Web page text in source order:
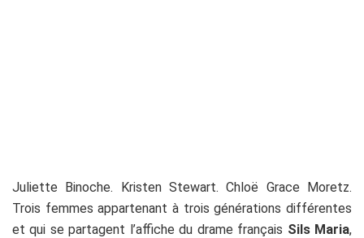
Juliette Binoche. Kristen Stewart. Chloë Grace Moretz.
Trois femmes appartenant à trois générations différentes
et qui se partagent l’affiche du drame français Sils Maria,